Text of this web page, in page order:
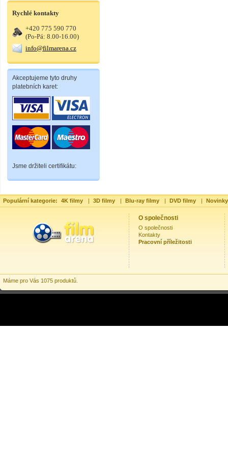
Rychlé kontakty
+420 775 590 770
(Po-Pá: 8.00-16.00)
info@filmarena.cz
Akceptujeme tyto druhy
platebních karet:
Jsme držiteli certifikátu:
Populární kategorie: 4K filmy | 3D filmy | Blu-ray filmy | DVD filmy |
O společnosti
O společnosti
Kontakty
Pracovní příležitosti
Máme pro Vás 1075 produktů.